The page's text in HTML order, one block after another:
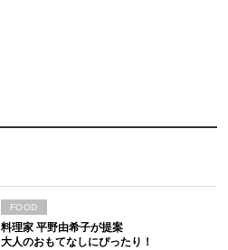
料理家 平野由希子が提案
大人のおもてなしにぴったり！
FOOD